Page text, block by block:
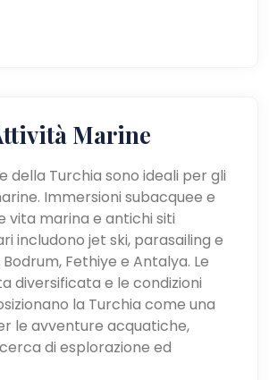
Marine
della Turchia sono ideali per gli
Immersioni subacquee e
vita marina e antichi siti
includono jet ski, parasailing e
Fethiye e Antalya. Le
diversificata e le condizioni
la Turchia come una
le avventure acquatiche,
di esplorazione ed